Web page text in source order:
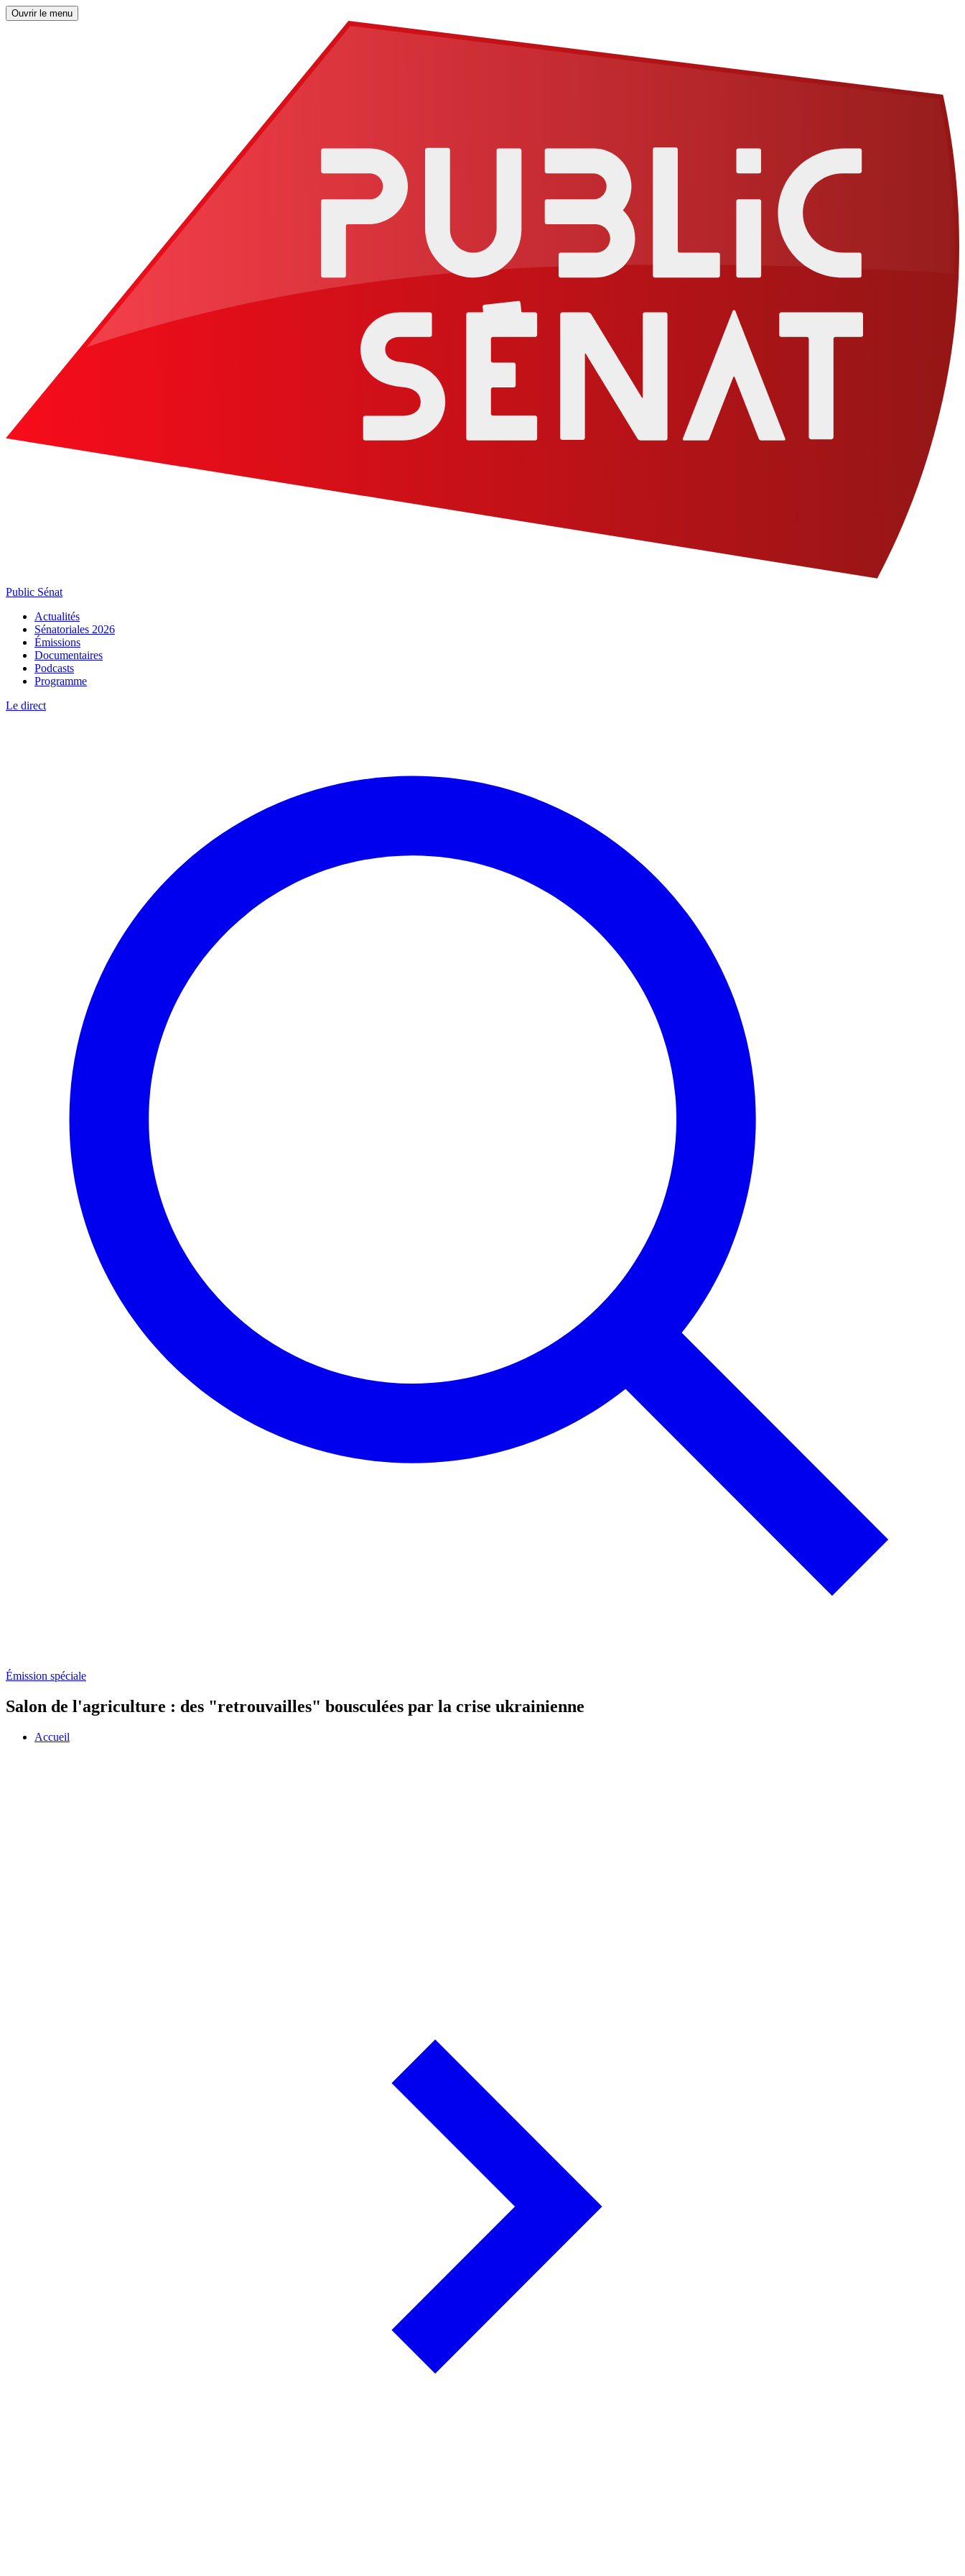
Ouvrir le menu
Public Sénat
Actualités
Sénatoriales 2026
Émissions
Documentaires
Podcasts
Programme
Le direct
Émission spéciale
Salon de l'agriculture : des "retrouvailles" bousculées par la crise ukrainienne
Accueil